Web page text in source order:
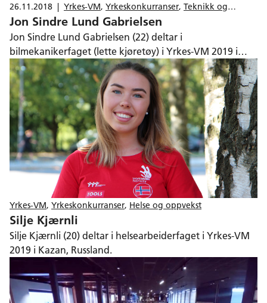
26.11.2018 | Yrkes-VM, Yrkeskonkurranser, Teknikk og
industriell produksjon
Jon Sindre Lund Gabrielsen
Jon Sindre Lund Gabrielsen (22) deltar i
bilmekanikerfaget (lette kjøretøy) i Yrkes-VM 2019 i
Kazan, Russland.
Yrkes-VM, Yrkeskonkurranser, Helse og oppvekst
Silje Kjærnli
Silje Kjærnli (20) deltar i helsearbeiderfaget i Yrkes-VM
2019 i Kazan, Russland.